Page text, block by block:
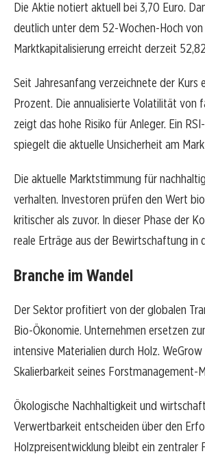
Die Aktie notiert aktuell bei 3,70 Euro.
deutlich unter dem 52-Wochen-Hoch von
Marktkapitalisierung erreicht derzeit
Seit Jahresanfang verzeichnete der Kurs
Prozent. Die annualisierte Volatilität von
zeigt das hohe Risiko für Anleger. Ein
spiegelt die aktuelle Unsicherheit am
Die aktuelle Marktstimmung für
verhalten. Investoren prüfen den Wert
kritischer als zuvor. In dieser Phase der
reale Erträge aus der Bewirtschaftung in
Branche im Wandel
Der Sektor profitiert von der globalen
Bio-Ökonomie. Unternehmen ersetzen
intensive Materialien durch Holz.
Skalierbarkeit seines Forstmanagement-
Ökologische Nachhaltigkeit und
Verwertbarkeit entscheiden über den
Holzpreisentwicklung bleibt ein zentraler